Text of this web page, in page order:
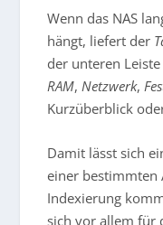
Wenn das NAS
hängt, liefert der
der unteren
RAM, Netzwerk,
Kurzüberblick
Damit lässt sich
einer bestimmten
Indexierung
sich vor allem für